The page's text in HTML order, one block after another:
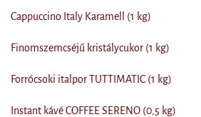
Cappuccino Italy Karamell (1 kg)
Finomszemcséjű kristálycukor (1 kg)
Forrócsoki italpor TUTTIMATIC (1 kg)
Instant kávé COFFEE SERENO (0,5 kg)